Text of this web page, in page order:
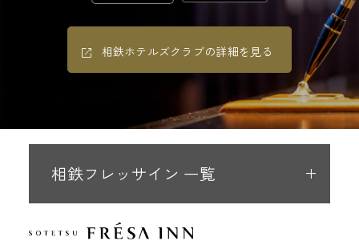
相鉄ホテルズクラブの詳細を見る
相鉄フレッサイン 一覧